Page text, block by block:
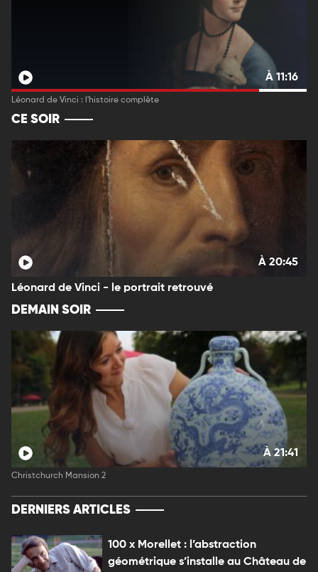
À 11:16
Léonard de Vinci : l'histoire complète
CE SOIR
À 20:45
Léonard de Vinci - le portrait retrouvé
DEMAIN SOIR
À 21:41
Christchurch Mansion 2
DERNIERS ARTICLES
100 x Morellet : l’abstraction
géométrique s’installe au Château de